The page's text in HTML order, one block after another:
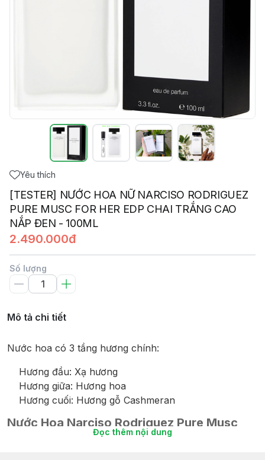
Yêu thích
[TESTER] NƯỚC HOA NỮ NARCISO RODRIGUEZ
PURE MUSC FOR HER EDP CHAI TRẮNG CAO
NẮP ĐEN - 100ML
2.490.000đ
Số lượng
Mô tả chi tiết
Nước hoa có 3 tầng hương chính:
Hương đầu: Xạ hương
Hương giữa: Hương hoa
Hương cuối: Hương gỗ Cashmeran
Nước Hoa Narciso Rodriguez Pure Musc
For Her EDP 100MLĐọc thêm nội dung